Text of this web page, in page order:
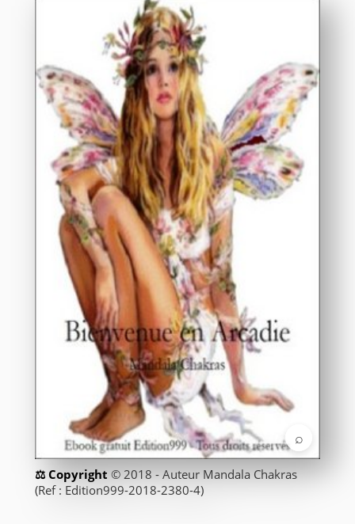
⌕
© 2018 - Auteur Mandala Chakras
(Ref : Edition999-2018-2380-4)